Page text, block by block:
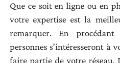
Que ce soit en ligne ou en
votre expertise est la
remarquer. En procédant
personnes s’intéresseront à
faire partie de votre réseau.